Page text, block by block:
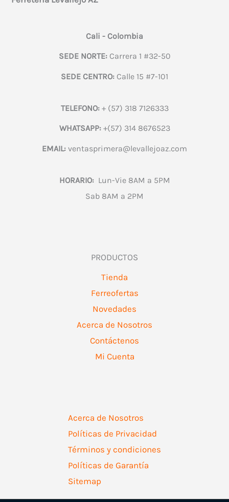
Cali - Colombia
SEDE NORTE:Carrera 1 #32-50
SEDE CENTRO: Calle 15 #7-101
TELEFONO:+ (57) 318 7126333
WHATSAPP:+(57) 314 8676523
EMAIL: ventasprimera@levallejoaz.com
HORARIO:Lun-Vie 8AM a 5PM
Sab 8AM a 2PM
PRODUCTOS
Tienda
Ferreofertas
Novedades
Acerca de Nosotros
Contáctenos
Mi Cuenta
Acerca de Nosotros
Políticas de Privacidad
Términos y condiciones
Políticas de Garantía
Sitemap